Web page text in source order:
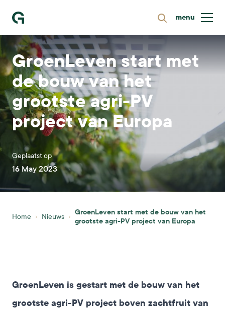
Zoeken
menu
GroenLeven start met
de bouw van het
grootste agri-PV
project van Europa
Geplaatst op
16 May 2023
Home Nieuws
GroenLeven start met de bouw van het
grootste agri-PV project van Europa
GroenLeven is gestart met de bouw van het
grootste agri-PV project boven zachtfruit van